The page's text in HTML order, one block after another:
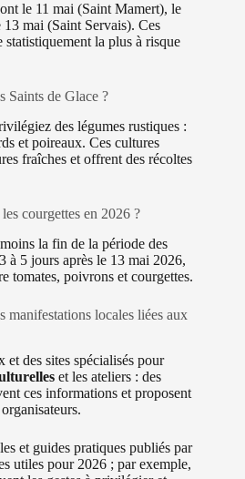
le 11 mai (Saint Mamert), le
mai (Saint Servais). Ces
la plus à risque
Saints de Glace ?
des légumes rustiques :
et poireaux. Ces cultures
fraîches et offrent des récoltes
courgettes en 2026 ?
la fin de la période des
à 5 jours après le 13 mai 2026,
tomates, poivrons et courgettes.
manifestations locales liées aux
et des sites spécialisés pour
et les ateliers : des
ces informations et proposent
et guides pratiques publiés par
utiles pour 2026 ; par exemple,